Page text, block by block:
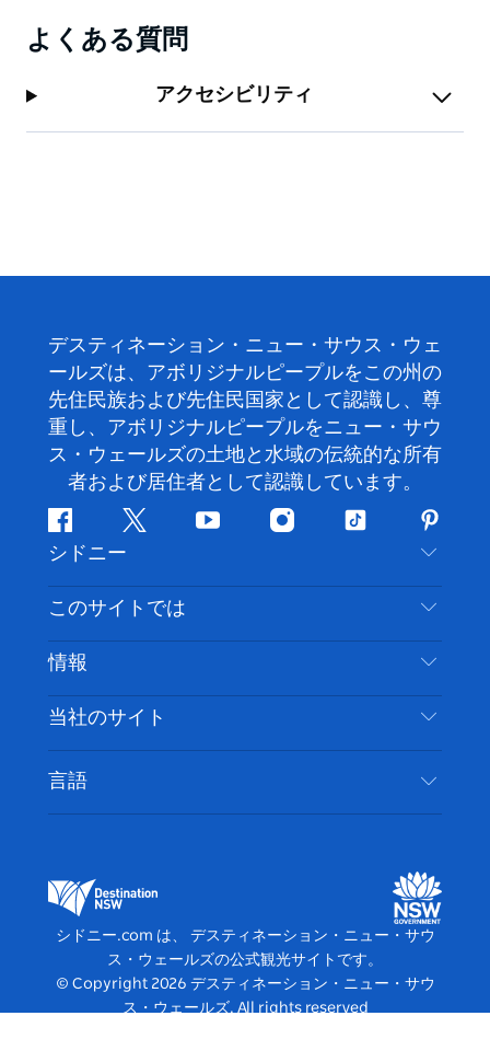
よくある質問
アクセシビリティ
デスティネーション・ニュー・サウス・ウェ
ールズは、アボリジナルピープルをこの州の
先住民族および先住民国家として認識し、尊
重し、アボリジナルピープルをニュー・サウ
ス・ウェールズの土地と水域の伝統的な所有
者および居住者として認識しています。
フ
ェ
イ
ス
ブ
ッ
ク
ツ
ッ
タ
ー
ユ
チ
ー
イ
ス
グ
ム
テ
ッ
ト
ク
ピ
ン
タ
レ
ス
ト
シドニー
お問い合わせ
免責事項
クッキーに関する通知
このサイトでは
目的地
やるべきこと
イベント
宿泊施設
情報
旅行情報
アクセシブルシドニー
ビジネスを登録する
当社のサイト
デスティネーション・ニュー・サウス・ウェール
ズメディアセンター
ビビッド・シドニー
言語
シドニー.com は、 デスティネーション・ニュー・サウ
ス・ウェールズの公式観光サイトです。
© Copyright 2026 デスティネーション・ニュー・サウ
ス・ウェールズ. All rights reserved